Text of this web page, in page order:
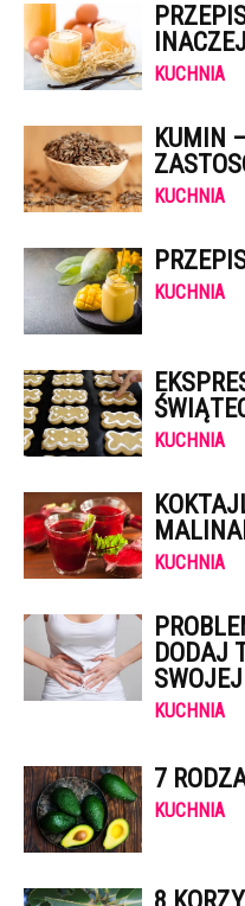
KUCHNIA
KUMIN
KUCHNIA
KUCHNIA
KUCHNIA
KUCHNIA
DODAJ
KUCHNIA
7
KUCHNIA